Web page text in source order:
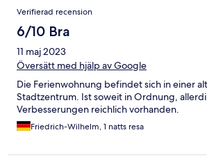
Verifierad recension
6/10 Bra
11 maj 2023
Översätt med hjälp av Google
Die Ferienwohnung befindet sich in einer
Stadtzentrum. Ist soweit in Ordnung,
Verbesserungen reichlich vorhanden.
Friedrich-Wilhelm, 1 natts resa